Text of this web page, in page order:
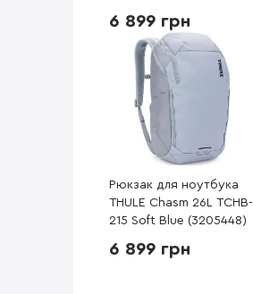
6 899 грн
Рюкзак для ноутбука
THULE Chasm 26L TCHB-
215 Soft Blue (3205448)
6 899 грн